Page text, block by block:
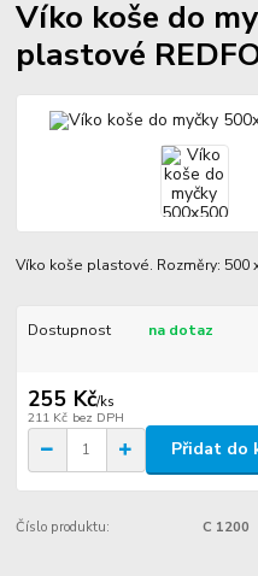
Víko koše do
plastové
Víko koše plastové. Rozměry: 500
Dostupnost na dotaz
255 Kč/ks
211 Kč bez DPH
Přidat do
Číslo produktu: C 1200